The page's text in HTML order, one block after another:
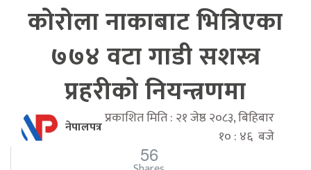
कोरोला नाकाबाट भित्रिएका
७७४ वटा गाडी सशस्त्र
प्रहरीको नियन्त्रणमा
नेपालपत्रप्रकाशित मिति : २१ जेष्ठ २०८३, बिहिबार
१० : ४६ बजे
56